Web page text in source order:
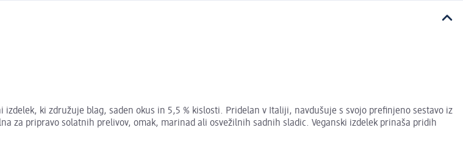
ki združuje blag, saden okus in 5,5 % kislosti. Pridelan v Italiji, navdušuje s svojo prefinjeno sestavo iz
za pripravo solatnih prelivov, omak, marinad ali osvežilnih sadnih sladic. Veganski izdelek prinaša pridih